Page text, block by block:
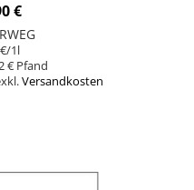
€
/1l
€
Versandkosten